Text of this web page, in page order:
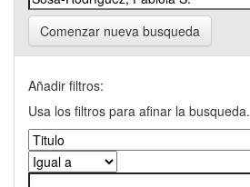
Comenzar nueva busqueda
Añadir filtros:
Usa los filtros para afinar la busqueda.